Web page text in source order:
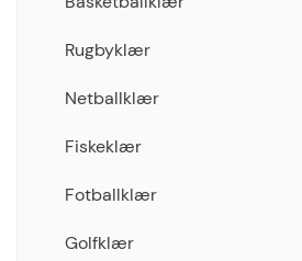
Hettegenser
Treningsdresser Jakker/bukser
Skjorter/brettshorts
Full sublimering av teamwear
Cut and Sew Teamwear Range
Rugbyklær
Netballklær
Fiskeklær
Fotballklær
Golfklær